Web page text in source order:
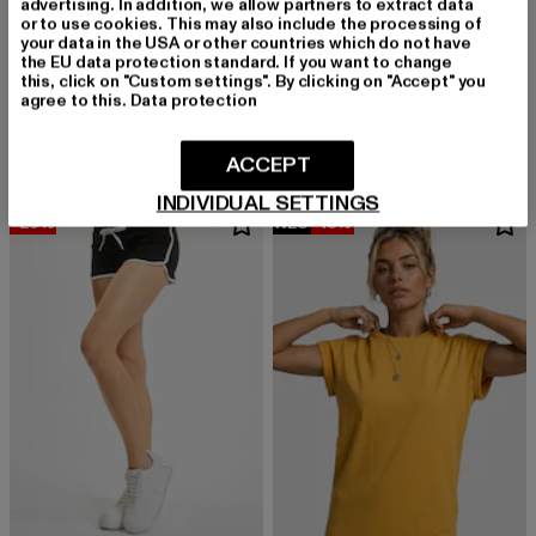
URBAN CLASSICS
Ladies Short Cotton Jersey
URBAN CLASSICS
-20% NEU -13%
or to use cookies. This may also include the processing of
your data in the USA or other countries which do not have
the EU data protection standard. If you want to change
this, click on "Custom settings". By clicking on "Accept" you
agree to this. Data protection
INDIVIDUAL SETTINGS
ACCEPT